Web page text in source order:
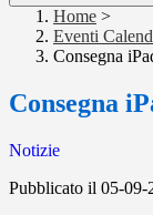
Home >
Eventi
Consegna
Consegna
Notizie
Pubblicato il 05-09-